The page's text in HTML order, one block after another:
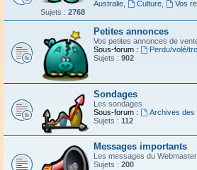
Australie
Culture,
Vos
Sujets : 2768
Petites annonces
Vos petites annonces de
Sous-forum :
Perdu/volé/
Sujets : 902
Sondages
Les sondages
Sous-forum :
Archives des
Sujets : 112
Messages importants
Les messages du Webmaster
Sujets : 200